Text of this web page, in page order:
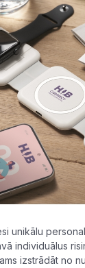
unikālu
individuālus
izstrādāt no